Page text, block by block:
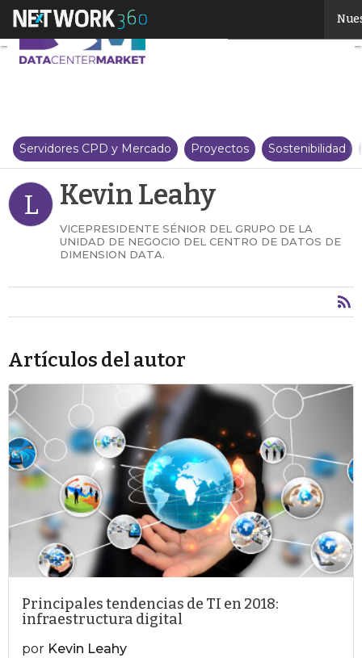
Kevin Leahy
Servidores CPD y Mercado Proyectos Sostenibilidad
L Kevin Leahy
VICEPRESIDENTE SÉNIOR DEL GRUPO DE LA
UNIDAD DE NEGOCIO DEL CENTRO DE DATOS DE
DIMENSION DATA.
Artículos del autor
Principales tendencias de TI en 2018:
infraestructura digital
por Kevin Leahy